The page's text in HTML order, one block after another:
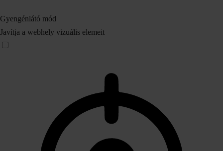
Gyengénlátó mód
Javítja a webhely vizuális elemeit